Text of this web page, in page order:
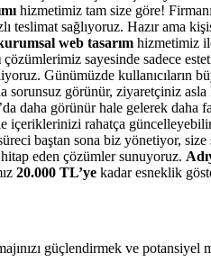
hizmetimiz tam size göre!
teslimat sağlıyoruz. Hazır ama
web tasarım hizmetimiz
çözümlerimiz sayesinde sadece
Günümüzde
sorunsuz görünür, ziyaretçiniz
daha görünür hale gelerek
içeriklerinizi rahatça
baştan sona biz yönetiyor,
eden çözümler sunuyoruz.
20.000 TL’ye kadar esneklik
güçlendirmek ve